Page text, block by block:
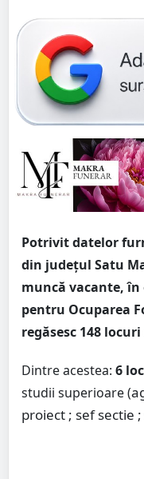
Potrivit datelor
din județul Satu
muncă vacante, în
pentru Ocuparea
regăsesc 148
Dintre acestea: 6
studii superioare (
proiect ; sef sectie